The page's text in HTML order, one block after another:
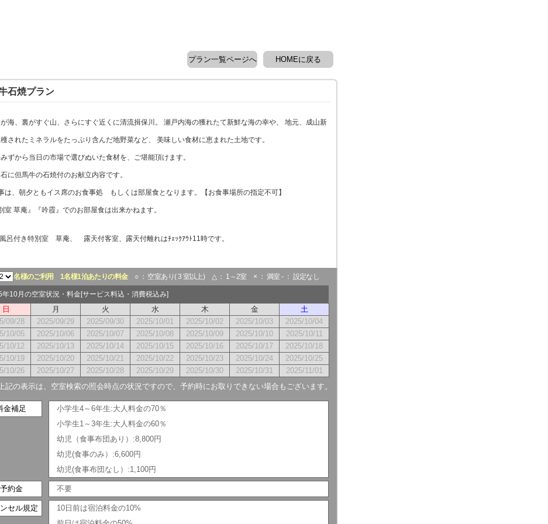
HOMEに戻る
プラン一覧ページへ
石焼プラン
海、裏がすぐ山、さらにすぐ近くに清流揖保川。 瀬戸内海の獲れたて新鮮な海の幸や、 地元、成山新
されたミネラルをたっぷり含んだ地野菜など、 美味しい食材に恵まれた土地です。
ずから当日の市場で選びぬいた食材を、ご堪能頂けます。
に但馬牛の石焼付のお献立内容です。
は、朝夕ともイス席のお食事処 もしくは部屋食となります。【お食事場所の指定不可】
室 草庵』『吟霞』でのお部屋食は出来かねます。
呂付き特別室 草庵、 露天付客室、露天付離れはﾁｪｯｸｱｳﾄ11時です。
名様のご利用 1名様1泊あたりの料金○ ： 空室あり( 3 室以上) △ ： 1～2室 × ： 満室 - ： 設定なし
年10月の空室状況・料金[サービス料込・消費税込み]
日 月 火 水 木 金
土
09/28
2025/09/29 2025/09/30 2025/10/01 2025/10/02 2025/10/03
2025/10/04
10/05
2025/10/06 2025/10/07 2025/10/08 2025/10/09 2025/10/10
2025/10/11
10/12
2025/10/13 2025/10/14 2025/10/15 2025/10/16 2025/10/17
2025/10/18
10/19
2025/10/20 2025/10/21 2025/10/22 2025/10/23 2025/10/24
2025/10/25
10/26
2025/10/27 2025/10/28 2025/10/29 2025/10/30 2025/10/31
2025/11/01
記の表示は、空室検索の照会時点の状況ですので、予約時にお取りできない場合もございます。
金補足
小学生4～6年生:大人料金の70％
小学生1～3年生:大人料金の60％
幼児（食事布団あり）:8,800円
幼児(食事のみ）:6,600円
幼児(食事布団なし）:1,100円
予約金 不要
セル規定
10日前は宿泊料金の10%